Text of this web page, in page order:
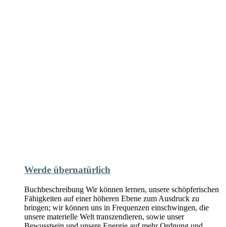
Werde übernatürlich
Buchbeschreibung Wir können lernen, unsere schöpferischen
Fähigkeiten auf einer höheren Ebene zum Ausdruck zu
bringen; wir können uns in Frequenzen einschwingen, die
unsere materielle Welt transzendieren, sowie unser